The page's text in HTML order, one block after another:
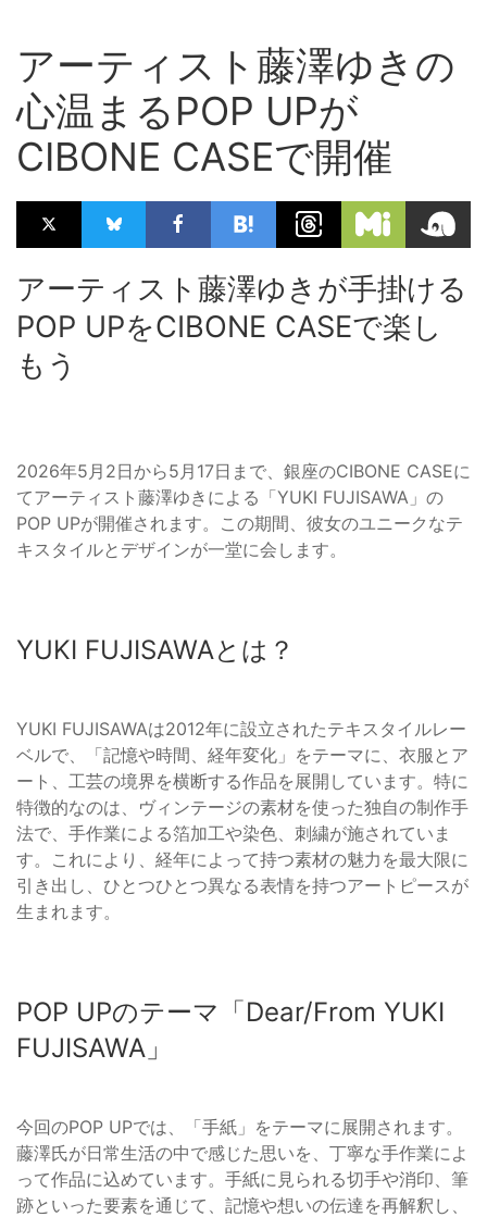
アーティスト藤澤ゆきの
心温まるPOP UPが
CIBONE CASEで開催
アーティスト藤澤ゆきが手掛ける
POP UPをCIBONE CASEで楽し
もう
2026年5月2日から5月17日まで、銀座のCIBONE CASEに
てアーティスト藤澤ゆきによる「YUKI FUJISAWA」の
POP UPが開催されます。この期間、彼女のユニークなテ
キスタイルとデザインが一堂に会します。
YUKI FUJISAWAとは？
YUKI FUJISAWAは2012年に設立されたテキスタイルレー
ベルで、「記憶や時間、経年変化」をテーマに、衣服とア
ート、工芸の境界を横断する作品を展開しています。特に
特徴的なのは、ヴィンテージの素材を使った独自の制作手
法で、手作業による箔加工や染色、刺繍が施されていま
す。これにより、経年によって持つ素材の魅力を最大限に
引き出し、ひとつひとつ異なる表情を持つアートピースが
生まれます。
POP UPのテーマ「Dear/From YUKI
FUJISAWA」
今回のPOP UPでは、「手紙」をテーマに展開されます。
藤澤氏が日常生活の中で感じた思いを、丁寧な手作業によ
って作品に込めています。手紙に見られる切手や消印、筆
跡といった要素を通じて、記憶や想いの伝達を再解釈し、